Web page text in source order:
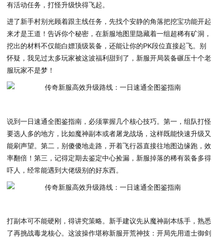
有活动任务，打怪升级快得飞起。
进了新手村别光顾着跟主线任务，先找个安静的角落把挖宝功能开起
来才是王道！告诉你个秘密，在新服地图里隐藏着一组超稀有矿洞，
挖出的材料不仅能白嫖顶级装备，还能让你的PK段位直接起飞。别
怀疑，我见过太多玩家被这波福利甜到了，新服开局装备碾压十个老
服玩家不是梦！
说到一日速通全图鉴指南 ，必须掌握几个核心技巧。第一，组队打怪
要选人多的地方，比如魔神副本或者屠龙战场，这样既能快速升级又
能刷声望。第二，别傻傻地走路，开着飞行器直接往地图边缘跑，效
率翻倍！第三，记得定期去鉴定中心捡漏，新服掉落的稀有装备多得
吓人，经常能遇到大佬级别的好东西。
打副本可不能硬刚，得讲究策略。新手建议先从魔神副本练手，熟悉
了再挑战毒龙核心。这波操作堪称新服开荒神技：开局先用道士御剑